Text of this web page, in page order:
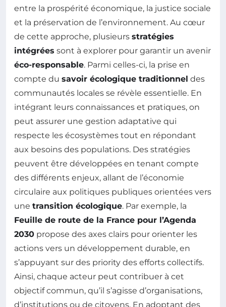
entre la prospérité économique, la justice sociale
et la préservation de l’environnement. Au cœur
de cette approche, plusieurs stratégies
intégrées sont à explorer pour garantir un avenir
éco-responsable. Parmi celles-ci, la prise en
compte du savoir écologique traditionnel des
communautés locales se révèle essentielle. En
intégrant leurs connaissances et pratiques, on
peut assurer une gestion adaptative qui
respecte les écosystèmes tout en répondant
aux besoins des populations. Des stratégies
peuvent être développées en tenant compte
des différents enjeux, allant de l’économie
circulaire aux politiques publiques orientées vers
une transition écologique. Par exemple, la
Feuille de route de la France pour l’Agenda
2030 propose des axes clairs pour orienter les
actions vers un développement durable, en
s’appuyant sur des priority des efforts collectifs.
Ainsi, chaque acteur peut contribuer à cet
objectif commun, qu’il s’agisse d’organisations,
d’institutions ou de citoyens. En adoptant des